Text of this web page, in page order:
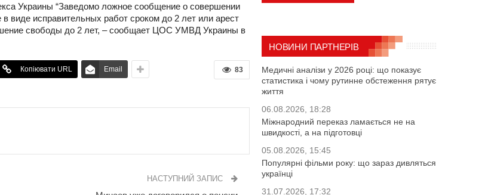
Украины “Заведомо ложное сообщение о совершении
виде исправительных работ сроком до 2 лет или арест
свободы до 2 лет, – сообщает ЦОС УМВД Украины в
83
Копіювати URL Email
НАСТУПНИЙ ЗАПИС
НОВИНИ ПАРТНЕРІВ
Медичні аналізи у 2026 році: що показує
статистика і чому рутинне обстеження рятує
життя
06.08.2026, 18:28
Міжнародний переказ ламається не на
швидкості, а на підготовці
05.08.2026, 15:45
Популярні фільми року: що зараз дивляться
українці
31.07.2026, 17:32